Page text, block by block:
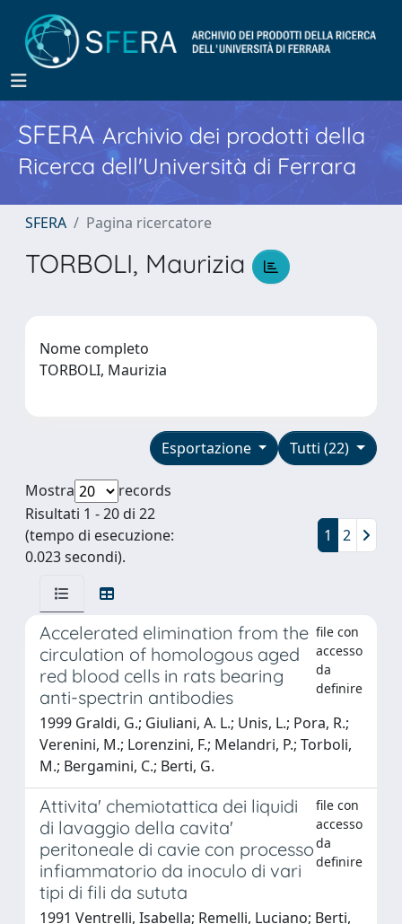
SFERA Archivio dei prodotti della
Ricerca dell'Università di Ferrara
SFERA Pagina ricercatore
TORBOLI, Maurizia
Nome completo
TORBOLI, Maurizia
Tutti (22)
Esportazione
Mostra
records
Risultati 1 - 20 di 22
(tempo di esecuzione:
0.023 secondi).
1 2
Accelerated elimination from the
circulation of homologous aged
red blood cells in rats bearing
anti-spectrin antibodies
file con
accesso
da
definire
1999 Graldi, G.; Giuliani, A. L.; Unis, L.; Pora, R.;
Verenini, M.; Lorenzini, F.; Melandri, P.; Torboli,
M.; Bergamini, C.; Berti, G.
Attivita' chemiotattica dei liquidi
di lavaggio della cavita'
peritoneale di cavie con processo
infiammatorio da inoculo di vari
tipi di fili da sututa
file con
accesso
da
definire
1991 Ventrelli, Isabella; Remelli, Luciano; Berti,